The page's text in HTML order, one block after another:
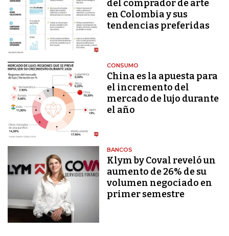
del comprador de arte
en Colombia y sus
tendencias preferidas
CONSUMO
China es la apuesta para
el incremento del
mercado de lujo durante
el año
BANCOS
Klym by Coval reveló un
aumento de 26% de su
volumen negociado en
primer semestre